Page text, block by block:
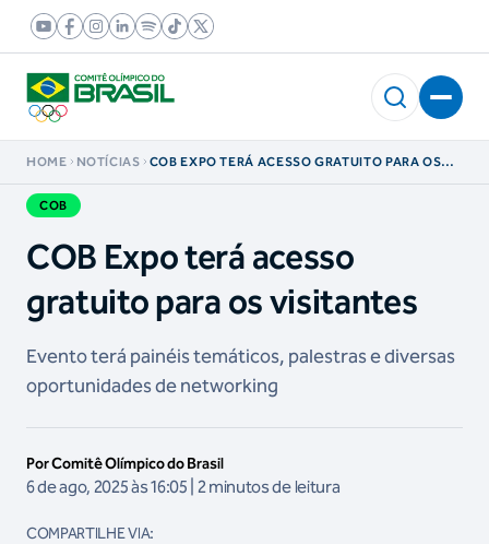
HOME NOTÍCIAS
COB EXPO TERÁ ACESSO GRATUITO PARA OS
COB
COB Expo terá acesso
gratuito para os visitantes
Evento terá painéis temáticos, palestras e diversas
oportunidades de networking
Por Comitê Olímpico do Brasil
6 de ago, 2025 às 16:05 | 2 minutos de leitura
COMPARTILHE VIA: